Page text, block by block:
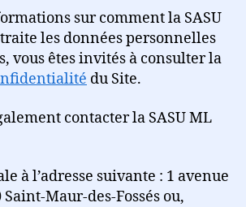
sur comment la SASU
les données personnelles
vous êtes invités à consulter la
du Site.
contacter la SASU ML
à l’adresse suivante : 1 avenue
Saint-Maur-des-Fossés ou,